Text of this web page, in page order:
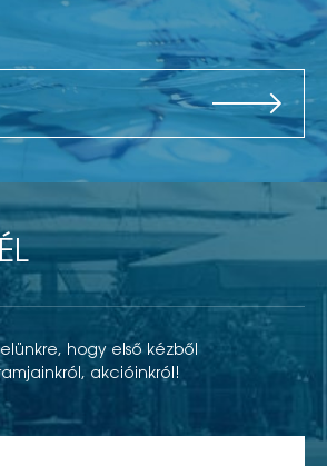
hogy első kézből
akcióinkról!